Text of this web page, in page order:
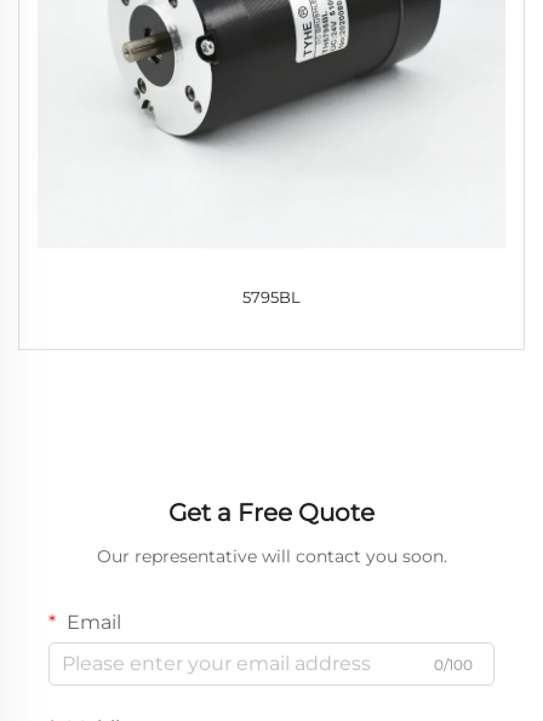
5795BL
Get a Free Quote
Our representative will contact you soon.
Email
0/100